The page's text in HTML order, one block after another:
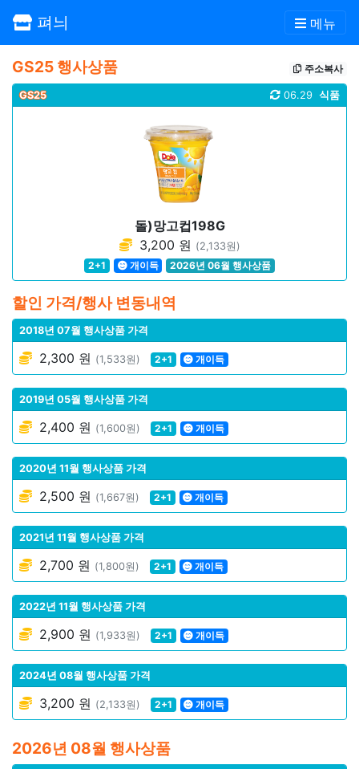
펴늬 메뉴
GS25 행사상품 주소복사
GS25 식품
06.29
돌)망고컵198G
3,200 원 (2,133원)
2+1
개이득 2026년 06월 행사상품
할인 가격/행사 변동내역
2018년 07월 행사상품 가격
2,300 원 (1,533원) 2+1 개이득
2019년 05월 행사상품 가격
2,400 원 (1,600원) 2+1 개이득
2020년 11월 행사상품 가격
2,500 원 (1,667원) 2+1 개이득
2021년 11월 행사상품 가격
2,700 원 (1,800원) 2+1 개이득
2022년 11월 행사상품 가격
2,900 원 (1,933원) 2+1 개이득
2024년 08월 행사상품 가격
3,200 원 (2,133원) 2+1 개이득
2026년 08월 행사상품